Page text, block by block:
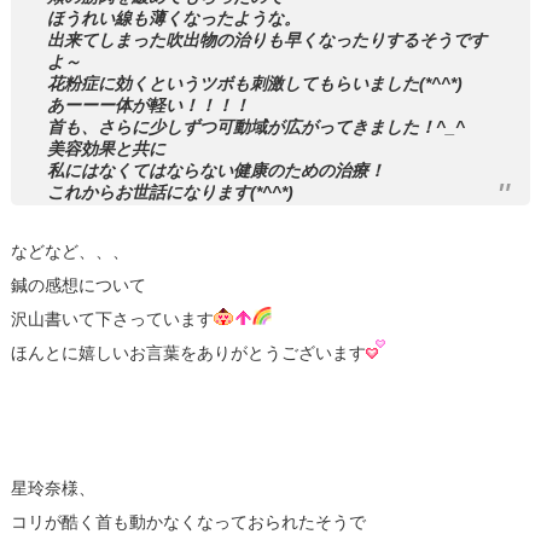
ほうれい線も薄くなったような。
出来てしまった吹出物の治りも早くなったりするそうです
よ～
花粉症に効くというツボも刺激してもらいました(*^^*)
あーーー体が軽い！！！！
首も、さらに少しずつ可動域が広がってきました！^_^
美容効果と共に
私にはなくてはならない健康のための治療！
これからお世話になります(*^^*)
などなど、、、
鍼の感想について
沢山書いて下さっています
ほんとに嬉しいお言葉をありがとうございます
星玲奈様、
コリが酷く首も動かなくなっておられたそうで